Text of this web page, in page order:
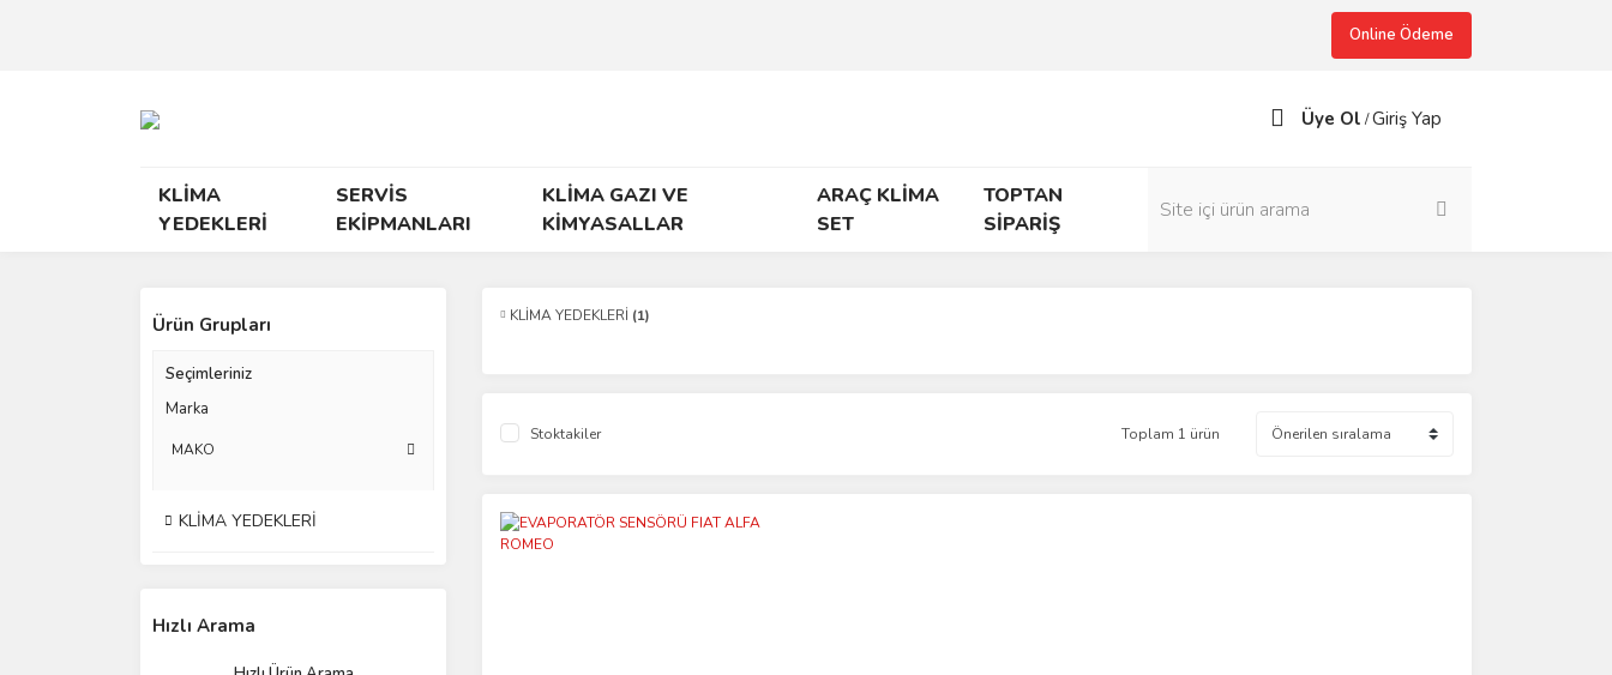
Online Ödeme
Üye Ol /Giriş Yap
KLİMA
YEDEKLERİ
SERVİS
EKİPMANLARI
KLİMA GAZI VE
KİMYASALLAR
ARAÇ KLİMA
SET
TOPTAN
SİPARİŞ
Ürün Grupları
Seçimleriniz
Marka
MAKO
KLİMA YEDEKLERİ
Hızlı Arama
KLİMA YEDEKLERİ (1)
Stoktakiler Toplam 1 ürün